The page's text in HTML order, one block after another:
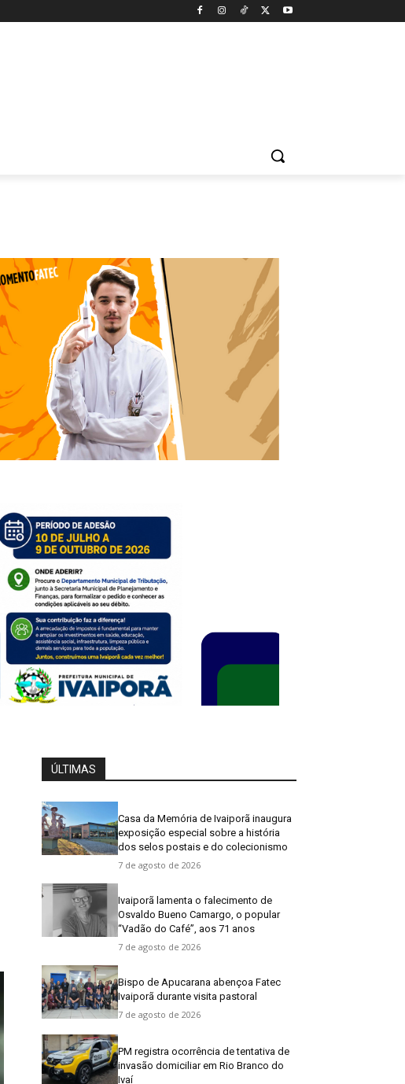
ÚLTIMAS
Casa da Memória de Ivaiporã inaugura
exposição especial sobre a história
dos selos postais e do colecionismo
7 de agosto de 2026
Ivaiporã lamenta o falecimento de
Osvaldo Bueno Camargo, o popular
“Vadão do Café”, aos 71 anos
7 de agosto de 2026
Bispo de Apucarana abençoa Fatec
Ivaiporã durante visita pastoral
7 de agosto de 2026
PM registra ocorrência de tentativa de
invasão domiciliar em Rio Branco do
Ivaí